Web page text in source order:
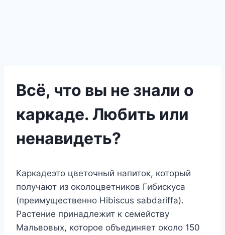
Всё, что вы не знали о
каркаде. Любить или
ненавидеть?
Каркадеэто цветочный напиток, который
получают из околоцветников Гибискуса
(преимущественно Hibiscus sabdariffa).
Растение принадлежит к семейству
Мальвовых, которое объединяет около 150